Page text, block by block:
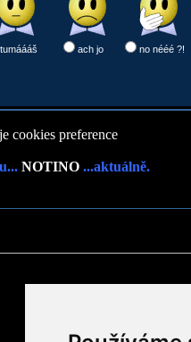
tumáááš ach jo no nééé ?!
cookies preference
NOTINO ...aktuálně.